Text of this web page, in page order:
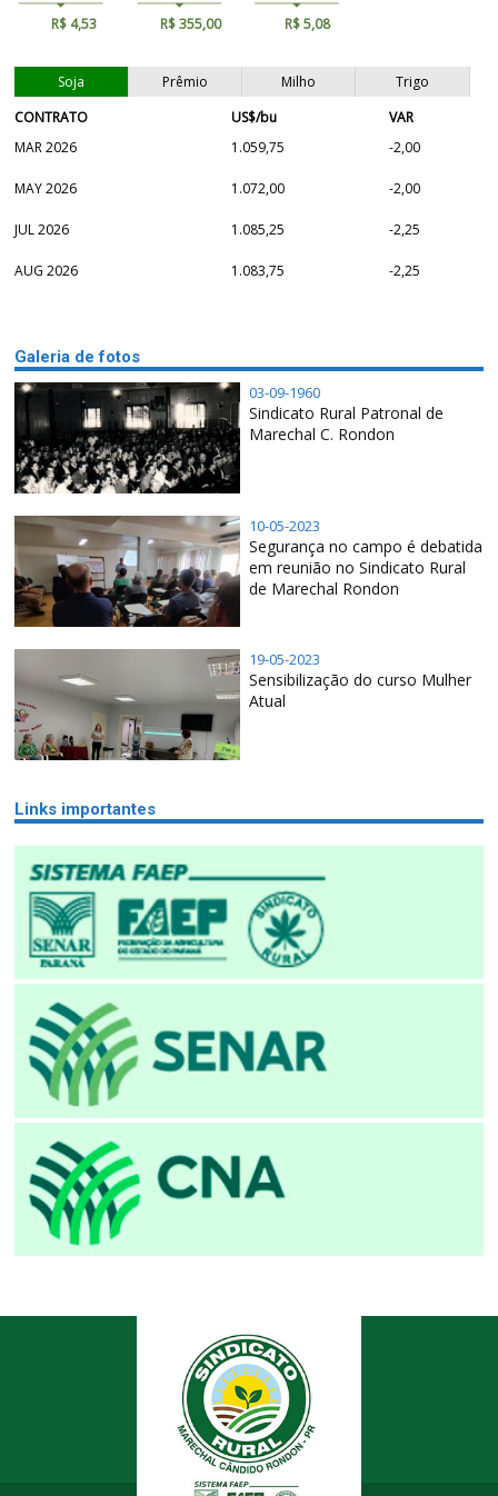
R$ 4,53 R$ 355,00 R$ 5,08
Soja Prêmio Milho
Trigo
CONTRATO
US$/bu
VAR
MAR 2026
1.059,75 -2,00
MAY 2026 1.072,00 -2,00
JUL 2026 1.085,25 -2,25
AUG 2026 1.083,75 -2,25
Galeria de fotos
03-09-1960
Sindicato Rural Patronal de
Marechal C. Rondon
10-05-2023
Segurança no campo é debatida
em reunião no Sindicato Rural
de Marechal Rondon
19-05-2023
Sensibilização do curso Mulher
Atual
Links importantes